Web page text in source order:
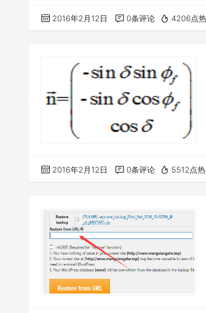
2016年2月12日 0条评论 4206点
2016年2月12日 0条评论 5512点